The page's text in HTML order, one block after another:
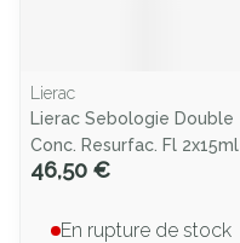
Lierac
Lierac Sebologie Double
Conc. Resurfac. Fl 2x15ml
46,50 €
En rupture de stock